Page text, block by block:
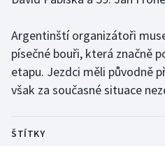
Lyže a snowboard
Moderní pětiboj
Motorsport
Argentinští organizátoři
písečné bouři, která značně
etapu. Jezdci měli původně
však za současné situace
ŠTÍTKY